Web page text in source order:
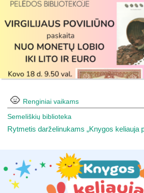
Renginiai vaikams
Semeliškių biblioteka
Rytmetis darželinukams „Knygos keliauja